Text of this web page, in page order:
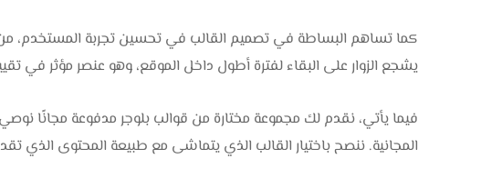
كما تساهم البساطة في تصميم القالب في تحسين تجربة المستخدم،
يشجع الزوار على البقاء لفترة أطول داخل الموقع، وهو عنصر مؤثر في
فيما يأتي، نقدم لك مجموعة مختارة من قوالب بلوجر مدفوعة مجانًا
المجانية. ننصح باختيار القالب الذي يتماشى مع طبيعة المحتوى الذي